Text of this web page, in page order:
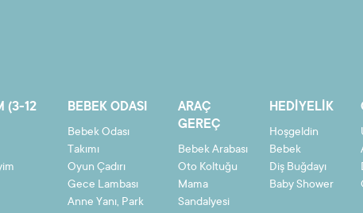
(3-12
BEBEK ODASI
Bebek Odası
Takımı
Oyun Çadırı
Gece Lambası
Anne Yanı, Park
ARAÇ
GEREÇ
Bebek Arabası
Oto Koltuğu
Mama
Sandalyesi
HEDIYELIK
Hoşgeldin
Bebek
Diş Buğdayı
Baby Shower